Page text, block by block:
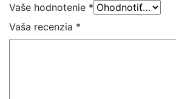
Vaše hodnotenie *
Vaša recenzia *